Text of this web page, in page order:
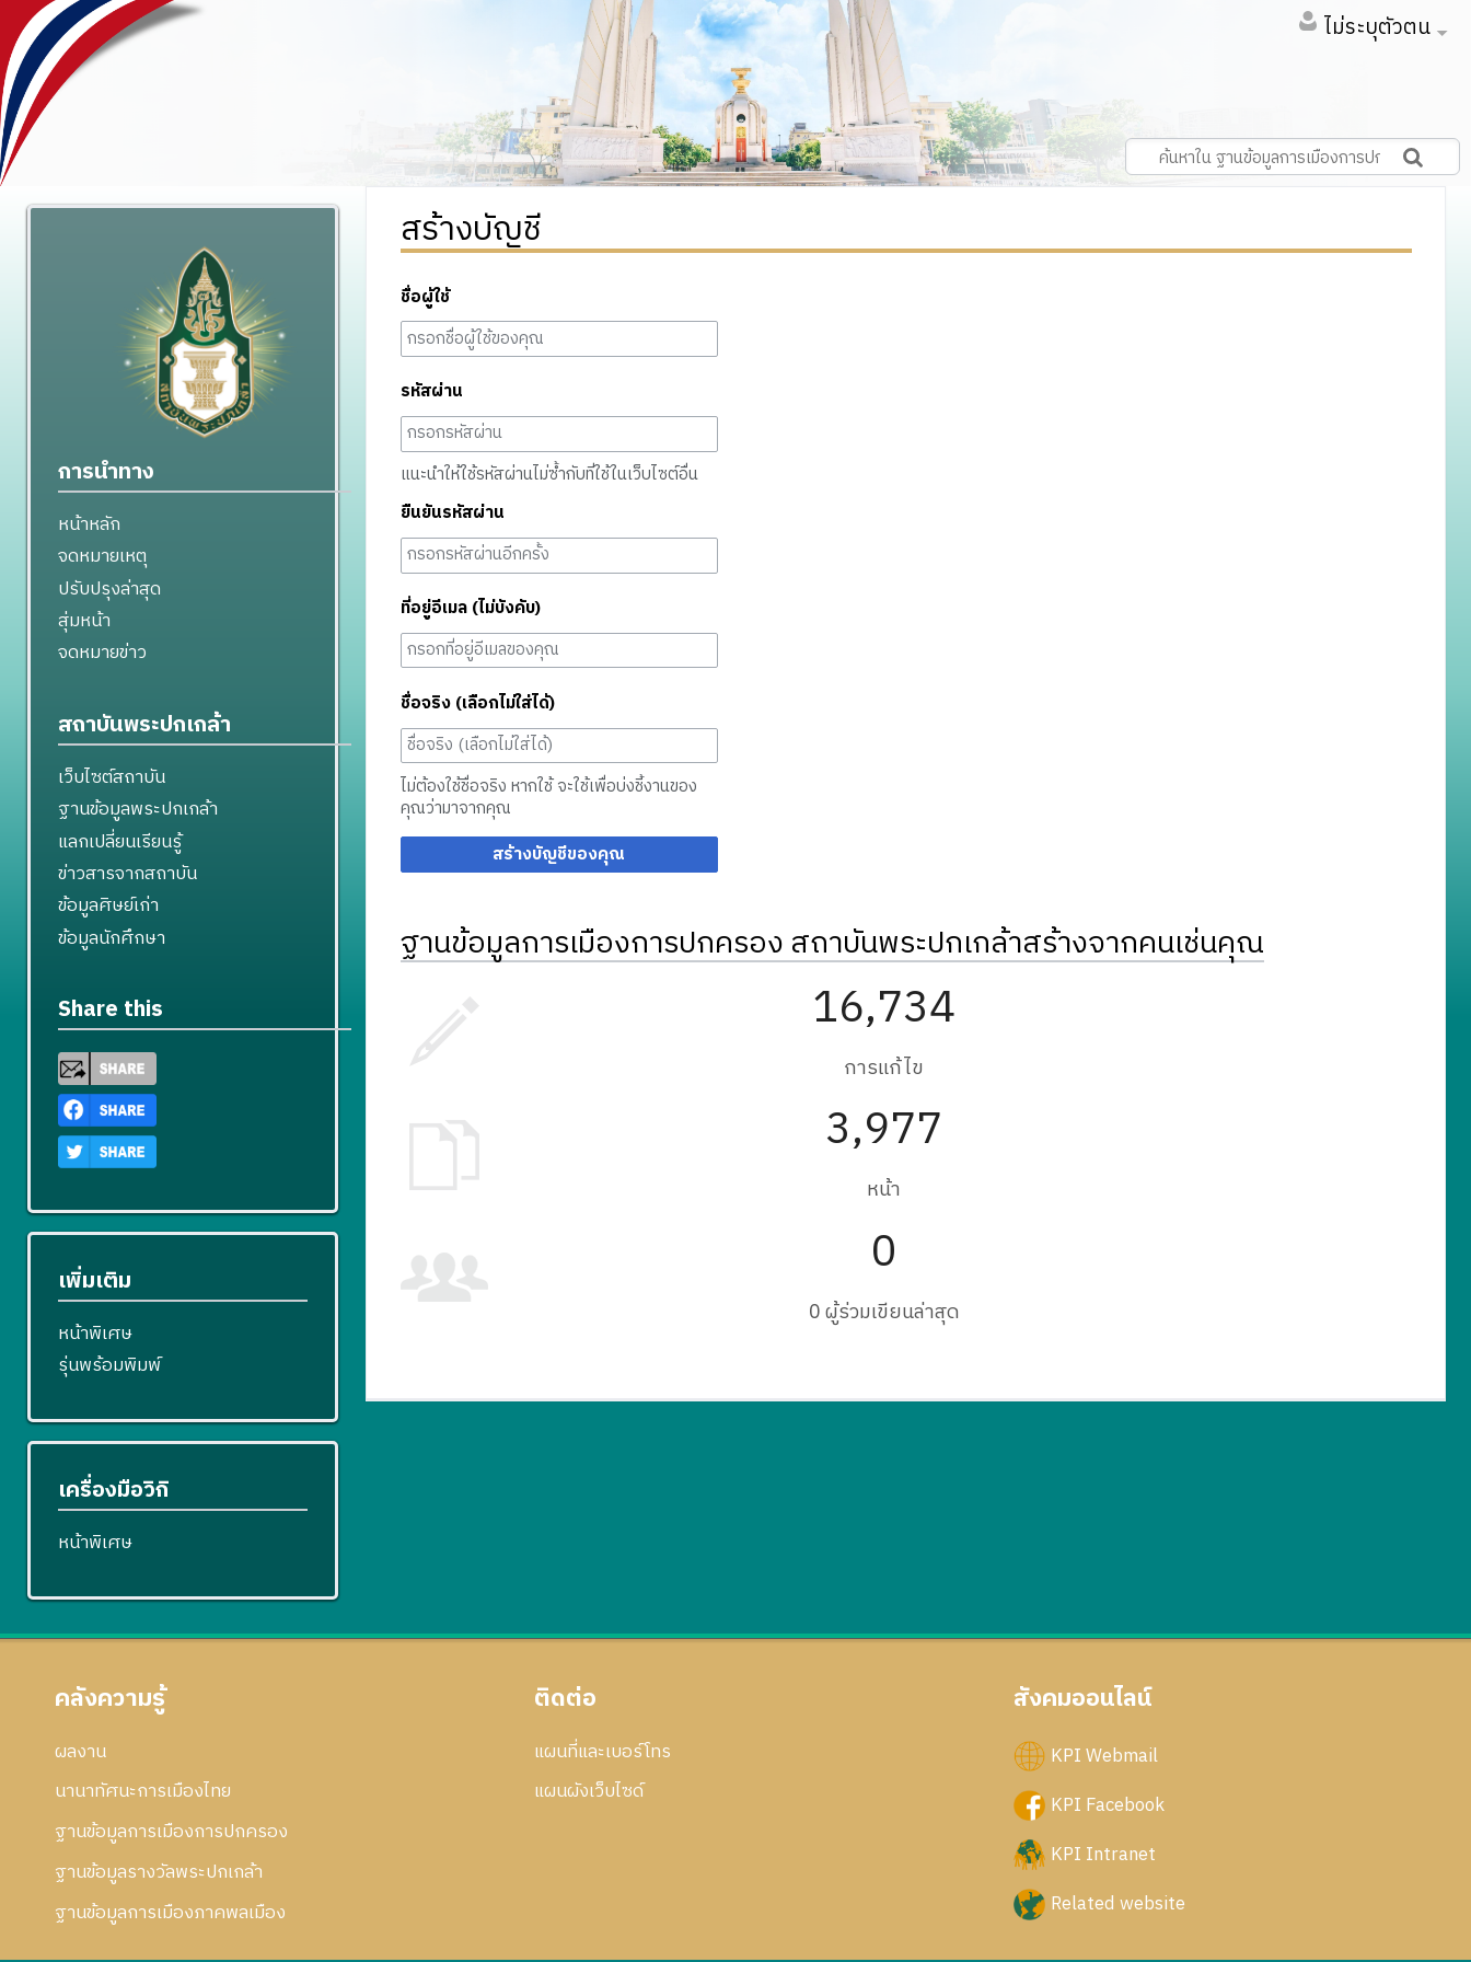
ไม่ระบุตัวตน
สร้างบัญชี
ชื่อผู้ใช้
รหัสผ่าน
แนะนำให้ใช้รหัสผ่านไม่ซ้ำกับที่ใช้ในเว็บไซต์อื่น
ยืนยันรหัสผ่าน
ที่อยู่อีเมล (ไม่บังคับ)
ชื่อจริง (เลือกไม่ใส่ได้)
ไม่ต้องใช้ชื่อจริง หากใช้ จะใช้เพื่อบ่งชี้งานของ
คุณว่ามาจากคุณ
สร้างบัญชีของคุณ
ฐานข้อมูลการเมืองการปกครอง สถาบันพระปกเกล้าสร้างจากคนเช่นคุณ
16,734
การแก้ไข
3,977
หน้า
0
0 ผู้ร่วมเขียนล่าสุด
การนำทาง
หน้าหลัก
จดหมายเหตุ
ปรับปรุงล่าสุด
สุ่มหน้า
จดหมายข่าว
สถาบันพระปกเกล้า
เว็บไซต์สถาบัน
ฐานข้อมูลพระปกเกล้า
แลกเปลี่ยนเรียนรู้
ข่าวสารจากสถาบัน
ข้อมูลศิษย์เก่า
ข้อมูลนักศึกษา
Share this
เพิ่มเติม
หน้าพิเศษ
รุ่นพร้อมพิมพ์
เครื่องมือวิกิ
หน้าพิเศษ
คลังความรู้
ผลงาน
นานาทัศนะการเมืองไทย
ฐานข้อมูลการเมืองการปกครอง
ฐานข้อมูลรางวัลพระปกเกล้า
ฐานข้อมูลการเมืองภาคพลเมือง
ติดต่อ
แผนที่และเบอร์โทร
แผนผังเว็บไซด์
สังคมออนไลน์
KPI Webmail
KPI Facebook
KPI Intranet
Related website